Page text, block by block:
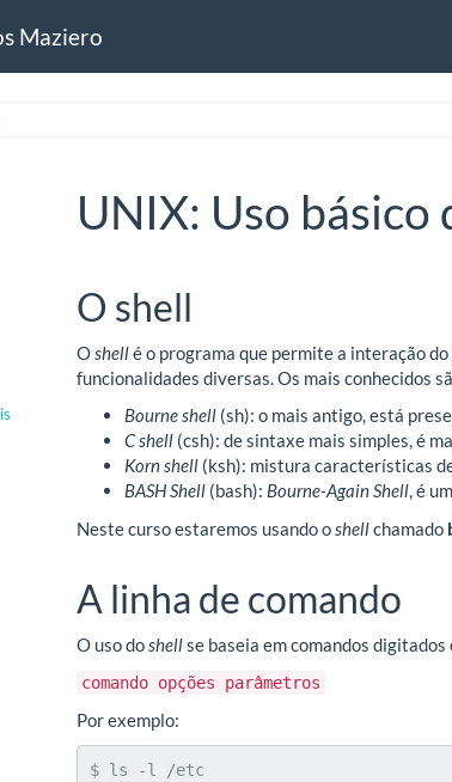
Maziero
UNIX: Uso básico
O shell
O shellé o programa que permite a interação
funcionalidades diversas. Os mais conhecidos
Bourne shell (sh): o mais antigo, está
C shell (csh): de sintaxe mais simples, é
Korn shell (ksh): mistura características
BASH Shell (bash): Bourne-Again Shell, é
Neste curso estaremos usando o shellchamado
A linha de comando
O uso do shellse baseia em comandos
comando opções parâmetros
Por exemplo:
$ ls -l /etc